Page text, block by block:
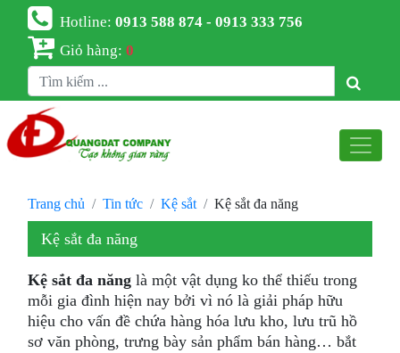
Hotline:0913 588 874 - 0913 333 756
Giỏ hàng:0
Trang chủ Tin tức Kệ sắt Kệ sắt đa năng
Kệ sắt đa năng
Kệ sắt đa năng là một vật dụng ko thể thiếu trong
mỗi gia đình hiện nay bởi vì nó là giải pháp hữu
hiệu cho vấn đề chứa hàng hóa lưu kho, lưu trũ hồ
sơ văn phòng, trưng bày sản phẩm bán hàng… bắt